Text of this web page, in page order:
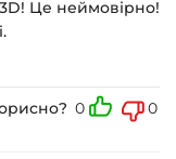
3D! Це неймовірно!
0 0